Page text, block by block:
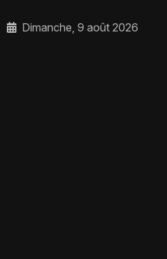
Dimanche, 9 août 2026